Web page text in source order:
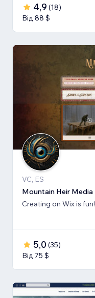
4,9 (18)
Від 88 $
VC, ES
Mountain Heir Media
Creating on Wix is
5,0 (35)
Від 75 $